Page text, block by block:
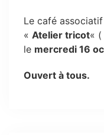
Le café
« Atelier tricot«
le mercredi 16
Ouvert à tous.